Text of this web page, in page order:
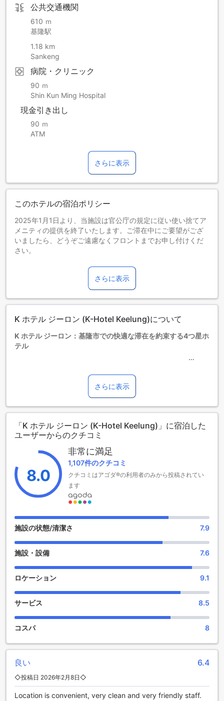
公共交通機関
610 ｍ
基隆駅
1.18 km
Sankeng
病院・クリニック
90 ｍ
Shin Kun Ming Hospital
現金引き出し
90 ｍ
ATM
さらに表示
このホテルの宿泊ポリシー
2025年1月1日より、当施設は官公庁の規定に従い使い捨てア
メニティの提供を終了いたします。ご滞在中にご要望がござ
いましたら、どうぞご遠慮なくフロントまでお申し付けくだ
さい。
添い寝の場合は宿泊無料です。＜ご注意＞ベビーベッドのご
利用には追加料金が発生する場合があります。また、利用可
否は空き状況によります。
添い寝の場合は宿泊無料です。
13歳以上の宿泊者は大人とみなされます。
エキストラベッドの追加可否は、ルームタイプにより異なり
ます。各ルームタイプ欄の記載をお確かめください。ルーム
タイプの欄にエキストラベッド追加のオプションが提示され
【ご注意】6部屋以上をご予約の場合は、異なるご予約条件や
追加料金が適用されることがありますのでご了承ください。
さらに表示
K ホテル ジーロン (K-Hotel Keelung)について
K ホテル ジーロン：基隆市での快適な滞在を約束する4つ星ホ
テル
置する4つ星の高級ホテルです。全68室の客室は、快適さと
スタイリッシュさを兼ね備え、訪れるゲストにリラックスで
きる空間を提供します。洗練されたインテリアと最新の設備
が整っており、ビジネスや観光の拠点として最適です。
また、家族連れにも優しいポリシーが魅力の一つ。3歳から12
歳までの子供は無料で宿泊できるため、家族旅行にもぴった
りです。親しみやすいスタッフと温かいおもてなしが、滞在
中の安心感を高め、思い出に残る旅をサポートします。
快適な滞在をサポートする無料Wi-Fi完備
K ホテル ジーロンでは、全客室で無料Wi-Fiを提供していま
す。高速で安定したインターネット接続により、ビジネスや
観光の合間でも快適にインターネットを利用できます。メー
ルの確認や情報検索、SNSの更新など、さまざまなニーズに
対応し、滞在中の便利さを最大限に引き出します。
便利な交通アクセスと充実の駐車施設
K ホテル ジーロンは、快適な滞在をサポートするために無料
の駐車場を完備しています。車でのアクセスもスムーズで、
シーの手配も可能で、観光やビジネスの目的に合わせて便利
に移動できます。これらの交通手段を利用すれば、基隆市内
の観光や周辺エリアへのアクセスも簡単に行え、滞在中の移
動が非常に快適になります。
K ホテル ジーロンの快適な客室設備
K ホテル ジーロンの客室は、快適な滞在をサポートする充実
した設備を誇ります。エアコン完備で、台湾の暑い日差しの
中でも快適に過ごせます。リラックスできるバスローブやヘ
アドライヤーも備えられており、身支度もスムーズです。テ
さらに表示
「K ホテル ジーロン (K-Hotel Keelung)」に宿泊した
ユーザーからのクチコミ
8.0
非常に満足
1,107件のクチコミ
クチコミはアゴダ®の利用者のみから投稿されてい
ます
施設の状態/清潔さ 7.9
施設・設備 7.6
ロケーション 9.1
サービス 8.5
コスパ 8
良い 6.4
◇投稿日 2026年2月8日◇
Location is convenient, very clean and very friendly staff.